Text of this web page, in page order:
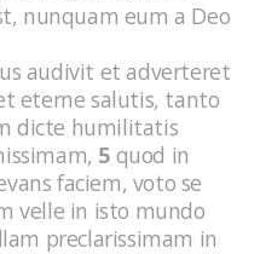
nunquam eum a Deo
audivit et adverteret
eterne salutis, tanto
dicte humilitatis
5 quod in
faciem, voto se
velle in isto mundo
preclarissimam in